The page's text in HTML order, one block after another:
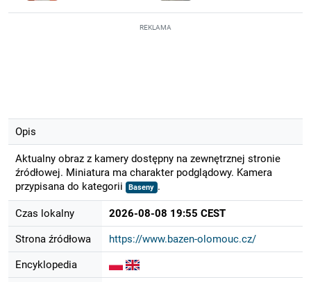
REKLAMA
Opis
Aktualny obraz z kamery dostępny na zewnętrznej stronie
źródłowej. Miniatura ma charakter podglądowy. Kamera
przypisana do kategorii
Baseny .
Czas lokalny 2026-08-08 19:55 CEST
Strona źródłowa https://www.bazen-olomouc.cz/
Encyklopedia